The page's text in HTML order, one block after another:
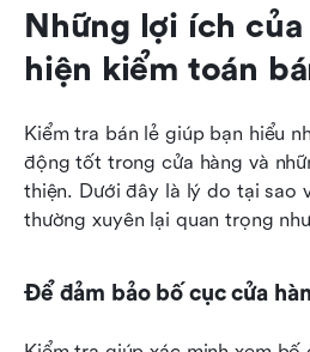
Những lợi ích
hiện kiểm toán
Kiểm tra bán lẻ giúp bạn hiểu
động tốt trong cửa hàng và
thiện. Dưới đây là lý do tại sao
thường xuyên lại quan trọng
Để đảm bảo bố cục cửa